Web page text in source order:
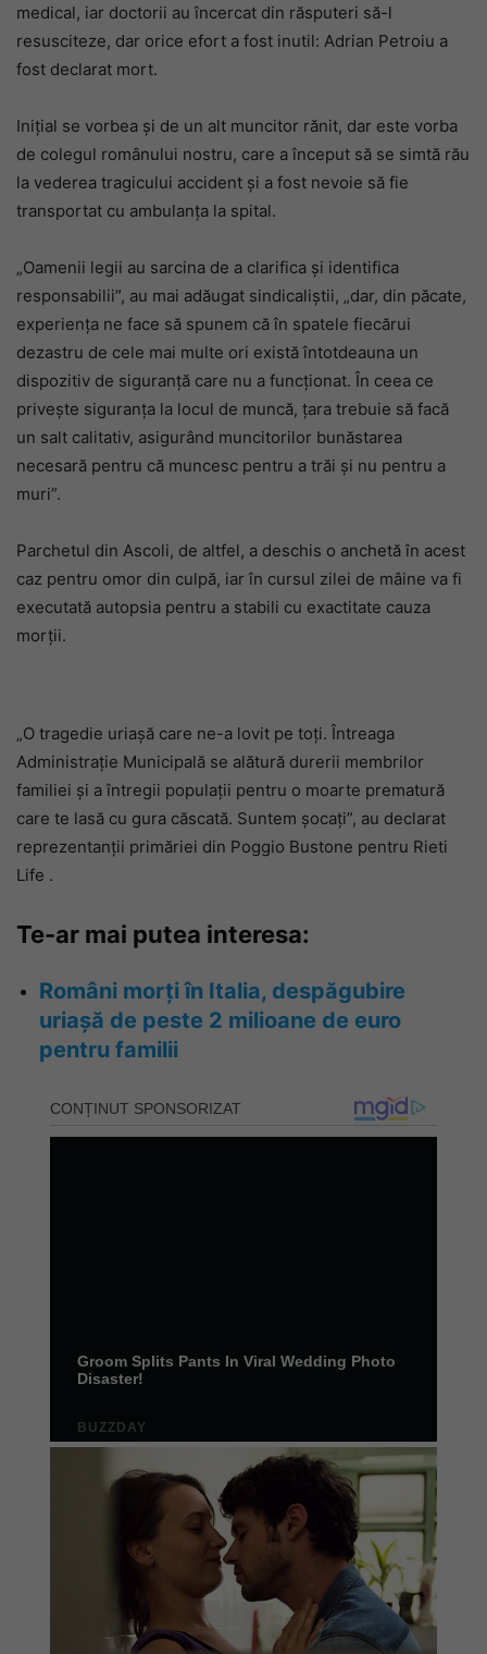
medical, iar doctorii au încercat din răsputeri să-l
resusciteze, dar orice efort a fost inutil: Adrian Petroiu a
fost declarat mort.
Inițial se vorbea și de un alt muncitor rănit, dar este vorba
de colegul românului nostru, care a început să se simtă rău
la vederea tragicului accident și a fost nevoie să fie
transportat cu ambulanța la spital.
„Oamenii legii au sarcina de a clarifica și identifica
responsabilii”, au mai adăugat sindicaliștii, „dar, din păcate,
experiența ne face să spunem că în spatele fiecărui
dezastru de cele mai multe ori există întotdeauna un
dispozitiv de siguranță care nu a funcționat. În ceea ce
privește siguranța la locul de muncă, țara trebuie să facă
un salt calitativ, asigurând muncitorilor bunăstarea
necesară pentru că muncesc pentru a trăi și nu pentru a
muri”.
Parchetul din Ascoli, de altfel, a deschis o anchetă în acest
caz pentru omor din culpă, iar în cursul zilei de mâine va fi
executată autopsia pentru a stabili cu exactitate cauza
morții.
„O tragedie uriașă care ne-a lovit pe toți. Întreaga
Administrație Municipală se alătură durerii membrilor
familiei și a întregii populații pentru o moarte prematură
care te lasă cu gura căscată. Suntem șocați”, au declarat
reprezentanții primăriei din Poggio Bustone pentru Rieti
Life .
Te-ar mai putea interesa:
Români morți în Italia, despăgubire
uriașă de peste 2 milioane de euro
pentru familii